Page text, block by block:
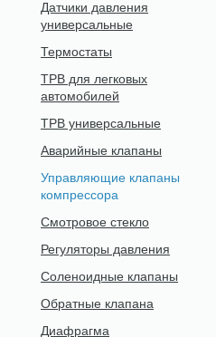
Датчики давления
универсальные
Термостаты
ТРВ для легковых
автомобилей
ТРВ универсальные
Аварийные клапаны
Управляющие клапаны
компрессора
Смотровое стекло
Регуляторы давления
Соленоидные клапаны
Обратные клапана
Диафрагма